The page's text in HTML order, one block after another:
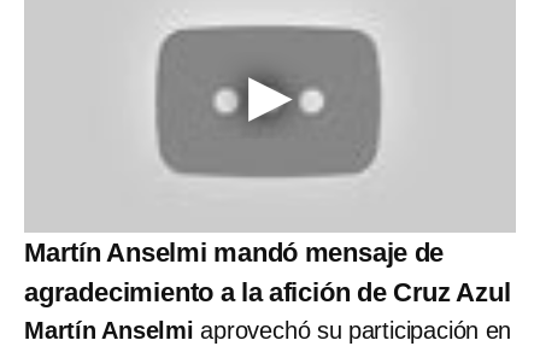
Martín Anselmi mandó mensaje de
agradecimiento a la afición de Cruz Azul
Martín Anselmi aprovechó su participación en